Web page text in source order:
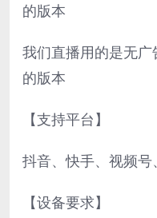
的版本
我们直播用的是无
的版本
【支持平台】
抖音、快手、视频
【设备要求】